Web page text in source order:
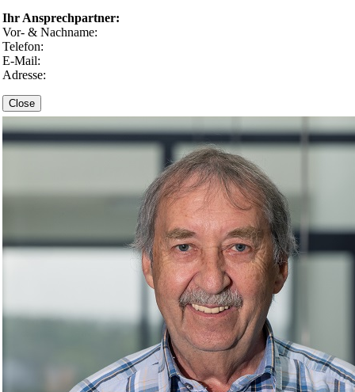
Ihr Ansprechpartner:
Vor- & Nachname:
Telefon:
E-Mail:
Adresse:
Close